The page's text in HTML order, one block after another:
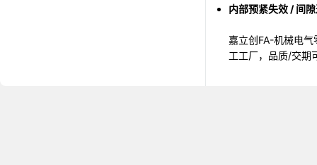
内部预紧失效 / 间
嘉立创FA-机械电
工工厂，品质/交期